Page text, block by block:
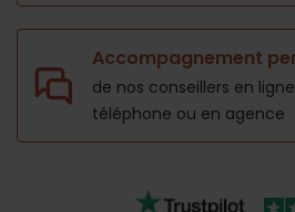
Accompagnement
de nos conseillers en
téléphone ou en agence